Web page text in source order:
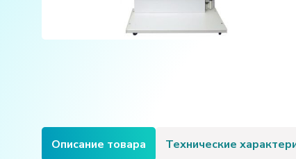
Описание товара Технические